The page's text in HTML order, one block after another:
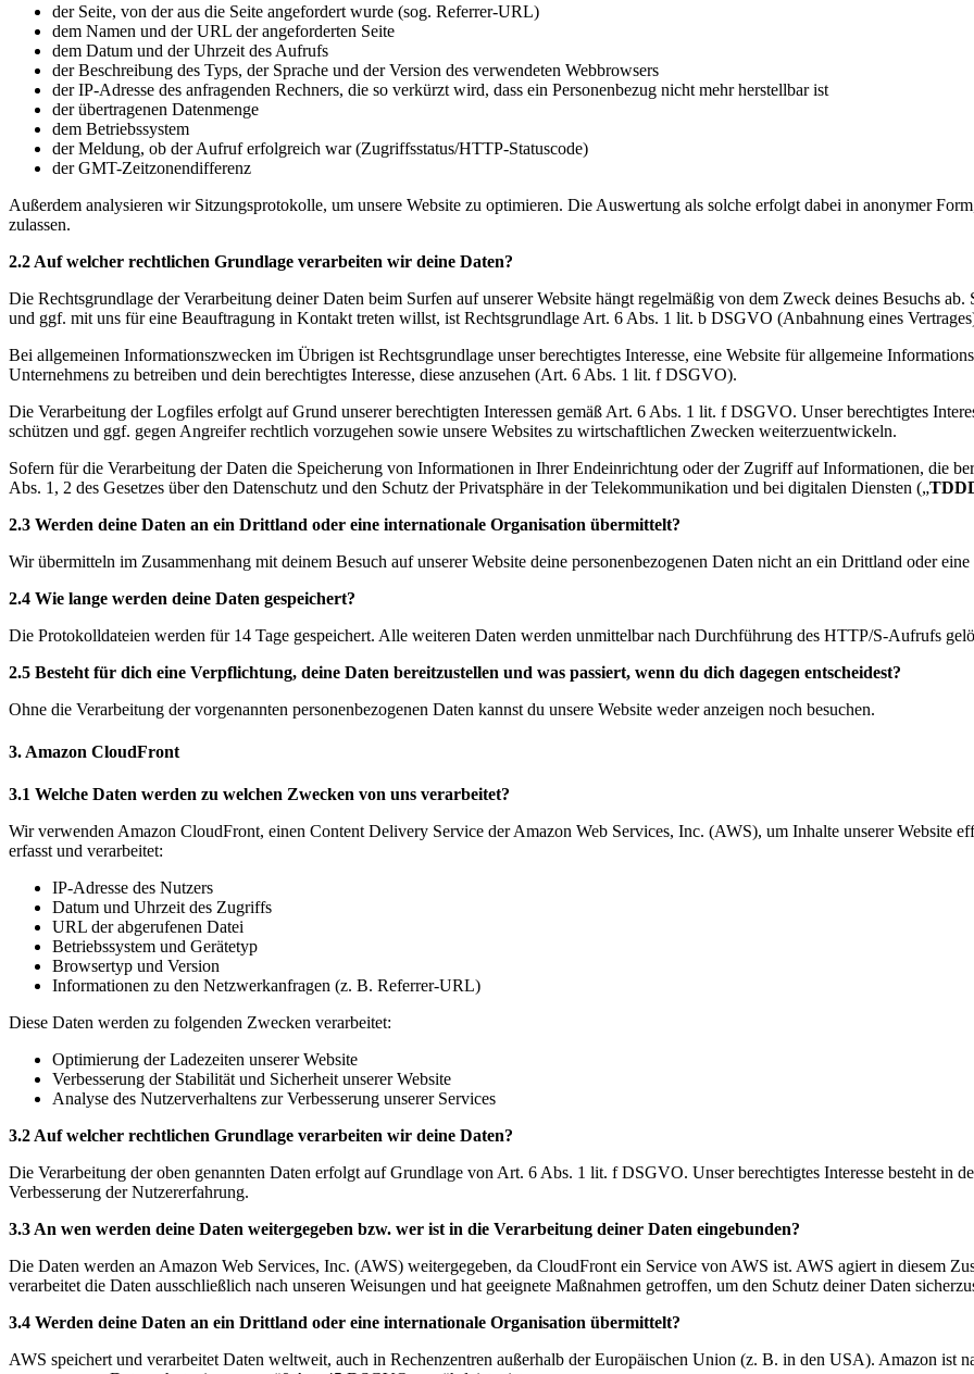
der Seite, von der aus die Seite angefordert wurde (sog. Referrer-URL)
dem Namen und der URL der angeforderten Seite
dem Datum und der Uhrzeit des Aufrufs
der Beschreibung des Typs, der Sprache und der Version des verwendeten Webbrowsers
der IP-Adresse des anfragenden Rechners, die so verkürzt wird, dass ein Personenbezug nicht mehr herstellbar ist
der übertragenen Datenmenge
dem Betriebssystem
der Meldung, ob der Aufruf erfolgreich war (Zugriffsstatus/HTTP-Statuscode)
der GMT-Zeitzonendifferenz
Außerdem analysieren wir Sitzungsprotokolle, um unsere Website zu optimieren. Die Auswertung als solche erfolgt dabei in anonymer
zulassen.
2.2 Auf welcher rechtlichen Grundlage verarbeiten wir deine Daten?
Die Rechtsgrundlage der Verarbeitung deiner Daten beim Surfen auf unserer Website hängt regelmäßig von dem Zweck deines Besuchs
und ggf. mit uns für eine Beauftragung in Kontakt treten willst, ist Rechtsgrundlage Art. 6 Abs. 1 lit. b DSGVO (Anbahnung eines
Bei allgemeinen Informationszwecken im Übrigen ist Rechtsgrundlage unser berechtigtes Interesse, eine Website für allgemeine
Unternehmens zu betreiben und dein berechtigtes Interesse, diese anzusehen (Art. 6 Abs. 1 lit. f DSGVO).
Die Verarbeitung der Logfiles erfolgt auf Grund unserer berechtigten Interessen gemäß Art. 6 Abs. 1 lit. f DSGVO. Unser berechtigtes
schützen und ggf. gegen Angreifer rechtlich vorzugehen sowie unsere Websites zu wirtschaftlichen Zwecken weiterzuentwickeln.
Sofern für die Verarbeitung der Daten die Speicherung von Informationen in Ihrer Endeinrichtung oder der Zugriff auf Informationen, die
Abs. 1, 2 des Gesetzes über den Datenschutz und den Schutz der Privatsphäre in der Telekommunikation und bei digitalen Diensten („
2.3 Werden deine Daten an ein Drittland oder eine internationale Organisation übermittelt?
Wir übermitteln im Zusammenhang mit deinem Besuch auf unserer Website deine personenbezogenen Daten nicht an ein Drittland oder
2.4 Wie lange werden deine Daten gespeichert?
Die Protokolldateien werden für 14 Tage gespeichert. Alle weiteren Daten werden unmittelbar nach Durchführung des HTTP/S-Aufrufs
2.5 Besteht für dich eine Verpflichtung, deine Daten bereitzustellen und was passiert, wenn du dich dagegen entscheidest?
Ohne die Verarbeitung der vorgenannten personenbezogenen Daten kannst du unsere Website weder anzeigen noch besuchen.
3. Amazon CloudFront
3.1 Welche Daten werden zu welchen Zwecken von uns verarbeitet?
Wir verwenden Amazon CloudFront, einen Content Delivery Service der Amazon Web Services, Inc. (AWS), um Inhalte unserer Website
erfasst und verarbeitet:
IP-Adresse des Nutzers
Datum und Uhrzeit des Zugriffs
URL der abgerufenen Datei
Betriebssystem und Gerätetyp
Browsertyp und Version
Informationen zu den Netzwerkanfragen (z. B. Referrer-URL)
Diese Daten werden zu folgenden Zwecken verarbeitet:
Optimierung der Ladezeiten unserer Website
Verbesserung der Stabilität und Sicherheit unserer Website
Analyse des Nutzerverhaltens zur Verbesserung unserer Services
3.2 Auf welcher rechtlichen Grundlage verarbeiten wir deine Daten?
Die Verarbeitung der oben genannten Daten erfolgt auf Grundlage von Art. 6 Abs. 1 lit. f DSGVO. Unser berechtigtes Interesse besteht in
Verbesserung der Nutzererfahrung.
3.3 An wen werden deine Daten weitergegeben bzw. wer ist in die Verarbeitung deiner Daten eingebunden?
Die Daten werden an Amazon Web Services, Inc. (AWS) weitergegeben, da CloudFront ein Service von AWS ist. AWS agiert in diesem
verarbeitet die Daten ausschließlich nach unseren Weisungen und hat geeignete Maßnahmen getroffen, um den Schutz deiner Daten
3.4 Werden deine Daten an ein Drittland oder eine internationale Organisation übermittelt?
AWS speichert und verarbeitet Daten weltweit, auch in Rechenzentren außerhalb der Europäischen Union (z. B. in den USA). Amazon ist